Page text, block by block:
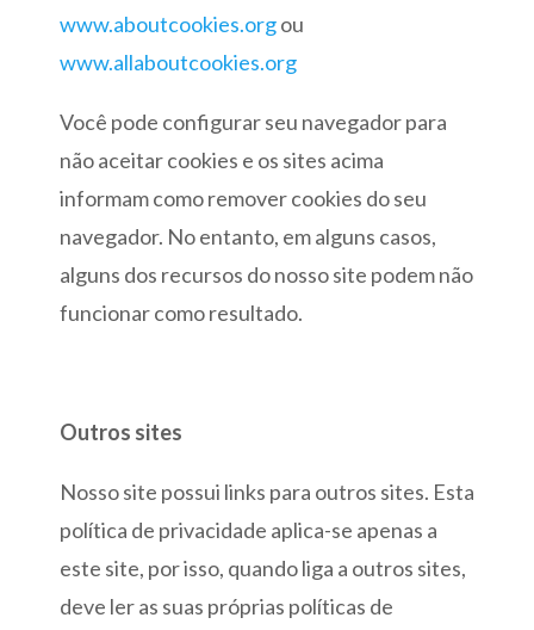
www.aboutcookies.orgou
www.allaboutcookies.org
Você pode configurar seu navegador para
não aceitar cookies e os sites acima
informam como remover cookies do seu
navegador. No entanto, em alguns casos,
alguns dos recursos do nosso site podem não
funcionar como resultado.
Outros sites
Nosso site possui links para outros sites. Esta
política de privacidade aplica-se apenas a
este site, por isso, quando liga a outros sites,
deve ler as suas próprias políticas de